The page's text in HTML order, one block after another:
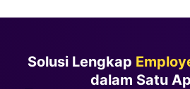
Solusi Lengkap
dalam Satu